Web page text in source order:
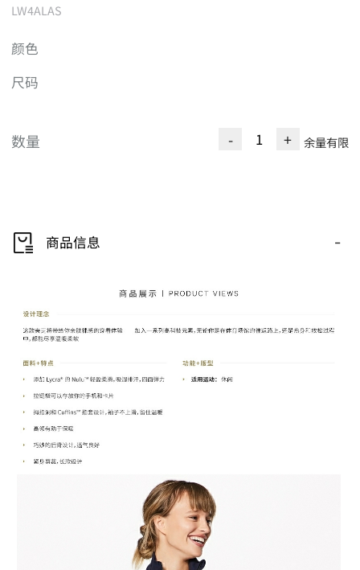
LW4ALAS
颜色
尺码
数量 - + 余量有限
商品信息 -